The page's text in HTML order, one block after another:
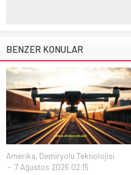
BENZER KONULAR
Amerika, Demiryolu Teknolojisi
7 Ağustos 2026 02:15